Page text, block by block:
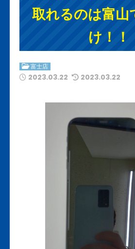
取れるのは富山
け！！
富士店
2023.03.22 2023.03.22